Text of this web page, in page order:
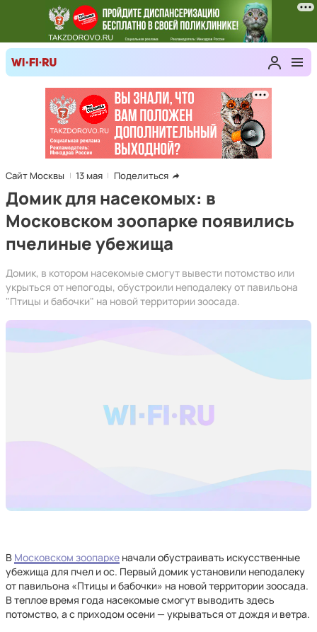
Сайт Москвы 13 мая Поделиться
Домик для насекомых: в
Московском зоопарке появились
пчелиные убежища
Домик, в котором насекомые смогут вывести потомство или
укрыться от непогоды, обустроили неподалеку от павильона
"Птицы и бабочки" на новой территории зоосада.
В Московском зоопарке начали обустраивать искусственные
убежища для пчел и ос. Первый домик установили неподалеку
от павильона «Птицы и бабочки» на новой территории зоосада.
В теплое время года насекомые смогут выводить здесь
потомство, а с приходом осени — укрываться от дождя и ветра.